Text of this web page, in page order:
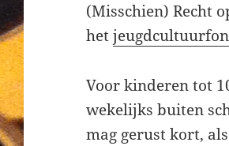
(Misschien) Recht
het
Voor kinderen tot
wekelijks buiten
mag gerust kort,